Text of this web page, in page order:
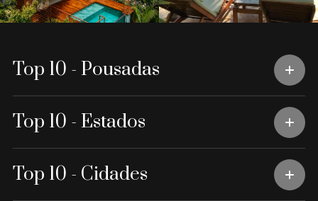
Top 10 - Pousadas
Top 10 - Estados
Top 10 - Cidades